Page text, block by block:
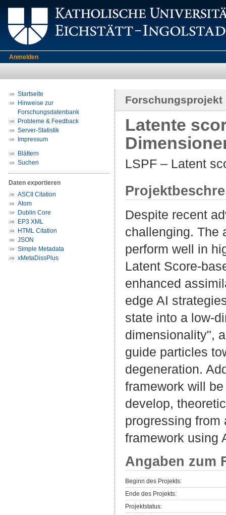
Anmelden
Startseite
Hinweise zur
Forschungsdatenbank
Probleme & Feedback
Server-Statistik
Impressum
Blättern
Suchen
Daten exportieren
ASCII Citation
Atom
Dublin Core
EP3 XML
HTML Citation
JSON
Simple Metadata
xMetaDissPlus
Forschungsprojekt
Latente
LSPF – Latent
Despite recent
challenging. The
perform well in
Latent Score-
enhanced
edge AI
state into a low-
dimensionality",
guide particles
degeneration.
framework will
develop,
progressing from
framework using
Angaben zum
Beginn des Projekts:
Ende des Projekts:
Projektstatus: